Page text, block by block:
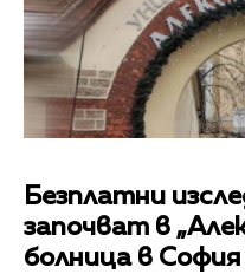
Безплатни
започват в
болница в София